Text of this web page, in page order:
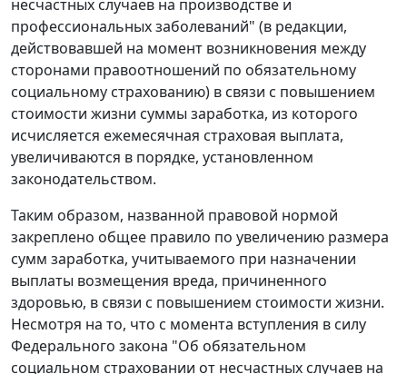
несчастных случаев на производстве и
профессиональных заболеваний" (в редакции,
действовавшей на момент возникновения между
сторонами правоотношений по обязательному
социальному страхованию) в связи с повышением
стоимости жизни суммы заработка, из которого
исчисляется ежемесячная страховая выплата,
увеличиваются в порядке, установленном
законодательством.
Таким образом, названной правовой нормой
закреплено общее правило по увеличению размера
сумм заработка, учитываемого при назначении
выплаты возмещения вреда, причиненного
здоровью, в связи с повышением стоимости жизни.
Несмотря на то, что с момента вступления в силу
Федерального закона "Об обязательном
социальном страховании от несчастных случаев на